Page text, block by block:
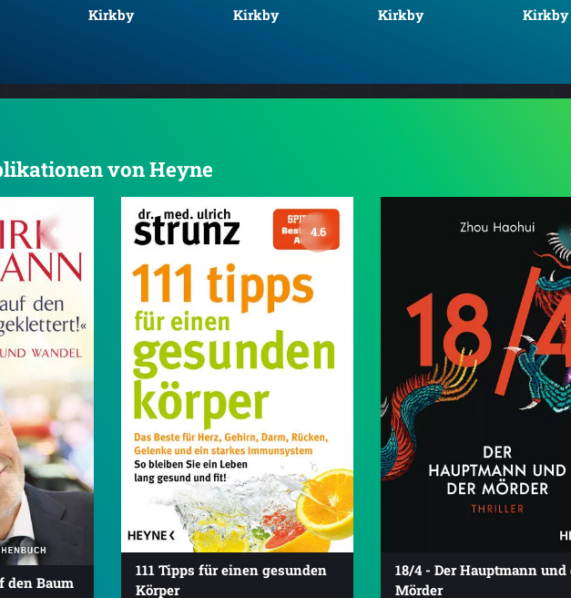
Kirkby
Kirkby
Kirkby
Kirkby
von Heyne
4.2
den Baum
4.6
111 Tipps für einen gesunden
Körper
18/4 - Der Hauptmann und
Mörder